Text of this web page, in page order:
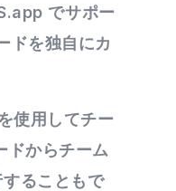
でサポー
ドを独自にカ
使用してチー
ドからチーム
ることもで